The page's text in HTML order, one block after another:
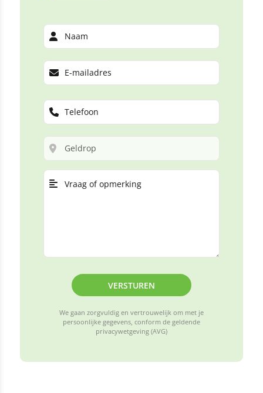
VERSTUREN
We gaan zorgvuldig en vertrouwelijk om met je
persoonlijke gegevens, conform de geldende
privacywetgeving (AVG)